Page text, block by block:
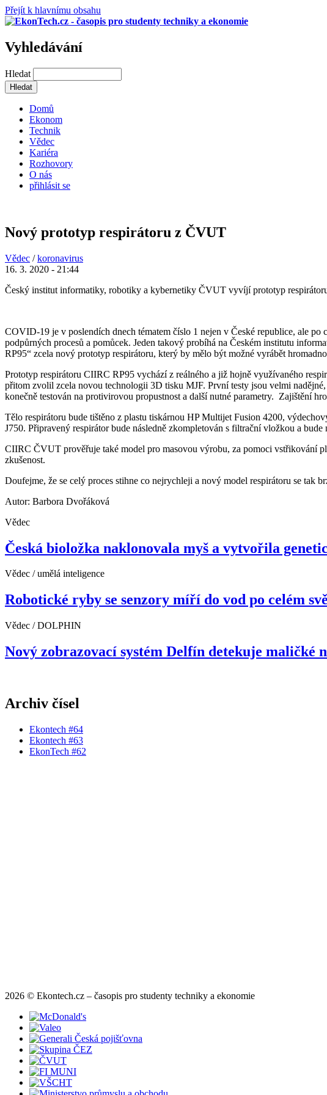
Přejít k hlavnímu obsahu
Vyhledávání
Hledat
Domů
Ekonom
Technik
Vědec
Kariéra
Rozhovory
O nás
přihlásit se
Nový prototyp respirátoru z ČVUT
Vědec /koronavirus
16. 3. 2020 - 21:44
Český institut informatiky, robotiky a kybernetiky ČVUT vyvíjí prototyp
COVID-19 je v poslendích dnech tématem číslo 1 nejen v České republice, ale
podpůrných procesů a pomůcek. Jeden takový probíhá na Českém institutu
RP95“ zcela nový prototyp respirátoru, který by mělo být možné vyrábět
Prototyp respirátoru CIIRC RP95 vychází z reálného a již hojně využívaného
přitom zvolil zcela novou technologii 3D tisku MJF. První testy jsou velmi
konečně testován na protivirovou propustnost a další nutné parametry. Zajištění
Tělo respirátoru bude tištěno z plastu tiskárnou HP Multijet Fusion 4200,
J750. Připravený respirátor bude následně zkompletován s filtrační vložkou a
CIIRC ČVUT prověřuje také model pro masovou výrobu, za pomoci vstřikování
zkušenost.
Doufejme, že se celý proces stihne co nejrychleji a nový model respirátoru se tak
Autor: Barbora Dvořáková
Vědec
Česká bioložka naklonovala myš a vytvořila
Vědec / umělá inteligence
Robotické ryby se senzory míří do vod po celém
Vědec / DOLPHIN
Nový zobrazovací systém Delfín detekuje maličké
Archiv čísel
Ekontech #64
Ekontech #63
EkonTech #62
2026 © Ekontech.cz – časopis pro studenty techniky a ekonomie